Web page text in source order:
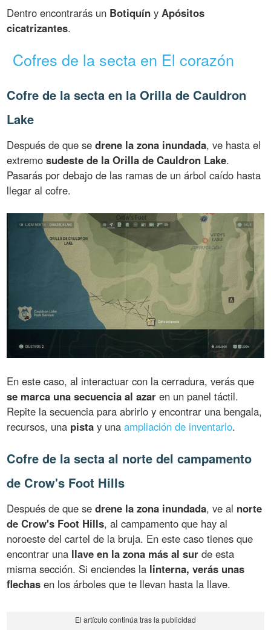
Dentro encontrarás un Botiquín yApósitos
cicatrizantes.
Cofres de la secta en El corazón
Cofre de la secta en la Orilla de Cauldron
Lake
Después de que sedrene la zona inundada, ve hasta el
extremosudeste de la Orilla de Cauldron Lake.
Pasarás por debajo de las ramas de un árbol caído hasta
llegar al cofre.
En este caso, al interactuar con la cerradura, verás que
se marca una secuencia al azar en un panel táctil.
Repite la secuencia para abrirlo y encontrar una bengala,
recursos, una pista y unaampliación de inventario.
Cofre de la secta al norte del campamento
de Crow's Foot Hills
Después de que sedrene la zona inundada, ve al norte
de Crow's Foot Hills, al campamento que hay al
noroeste del cartel de la bruja. En este caso tienes que
encontrar una llave en la zona más al sur de esta
misma sección. Si enciendes la linterna, verás unas
flechas en los árboles que te llevan hasta la llave.